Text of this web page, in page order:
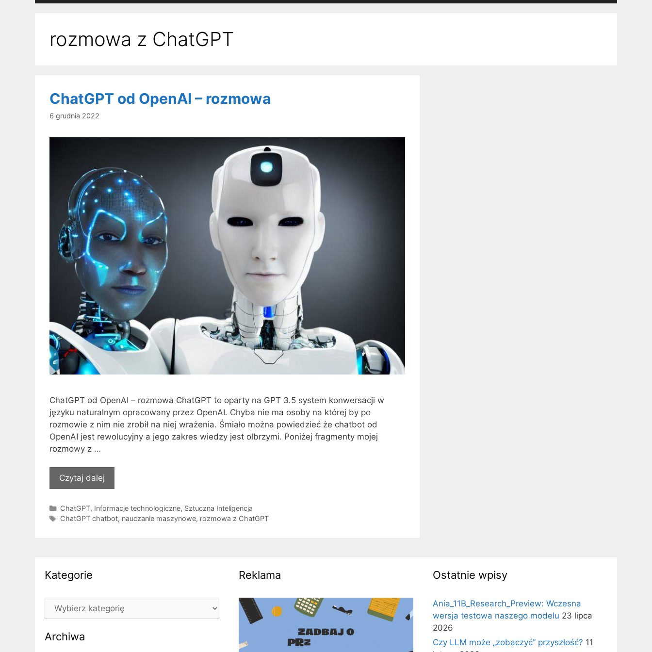
rozmowa z ChatGPT
ChatGPT od OpenAI – rozmowa
6 grudnia 2022
ChatGPT od OpenAI – rozmowa ChatGPT to oparty na GPT 3.5 system konwersacji w
języku naturalnym opracowany przez OpenAI. Chyba nie ma osoby na której by po
rozmowie z nim nie zrobił na niej wrażenia. Śmiało można powiedzieć że chatbot od
OpenAI jest rewolucyjny a jego zakres wiedzy jest olbrzymi. Poniżej fragmenty mojej
rozmowy z …
Czytaj dalej
Kategorie
ChatGPT, Informacje technologiczne, Sztuczna Inteligencja
Tagi
ChatGPT chatbot, nauczanie maszynowe, rozmowa z ChatGPT
Kategorie
Kategorie
Archiwa
Reklama Ostatnie wpisy
Ania_11B_Research_Preview: Wczesna
wersja testowa naszego modelu 23 lipca
2026
Czy LLM może „zobaczyć” przyszłość? 11